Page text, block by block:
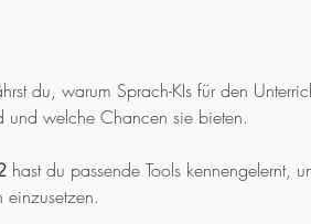
du, warum Sprach-KIs für den
und welche Chancen sie bieten.
hast du passende Tools kennengelernt,
einzusetzen.